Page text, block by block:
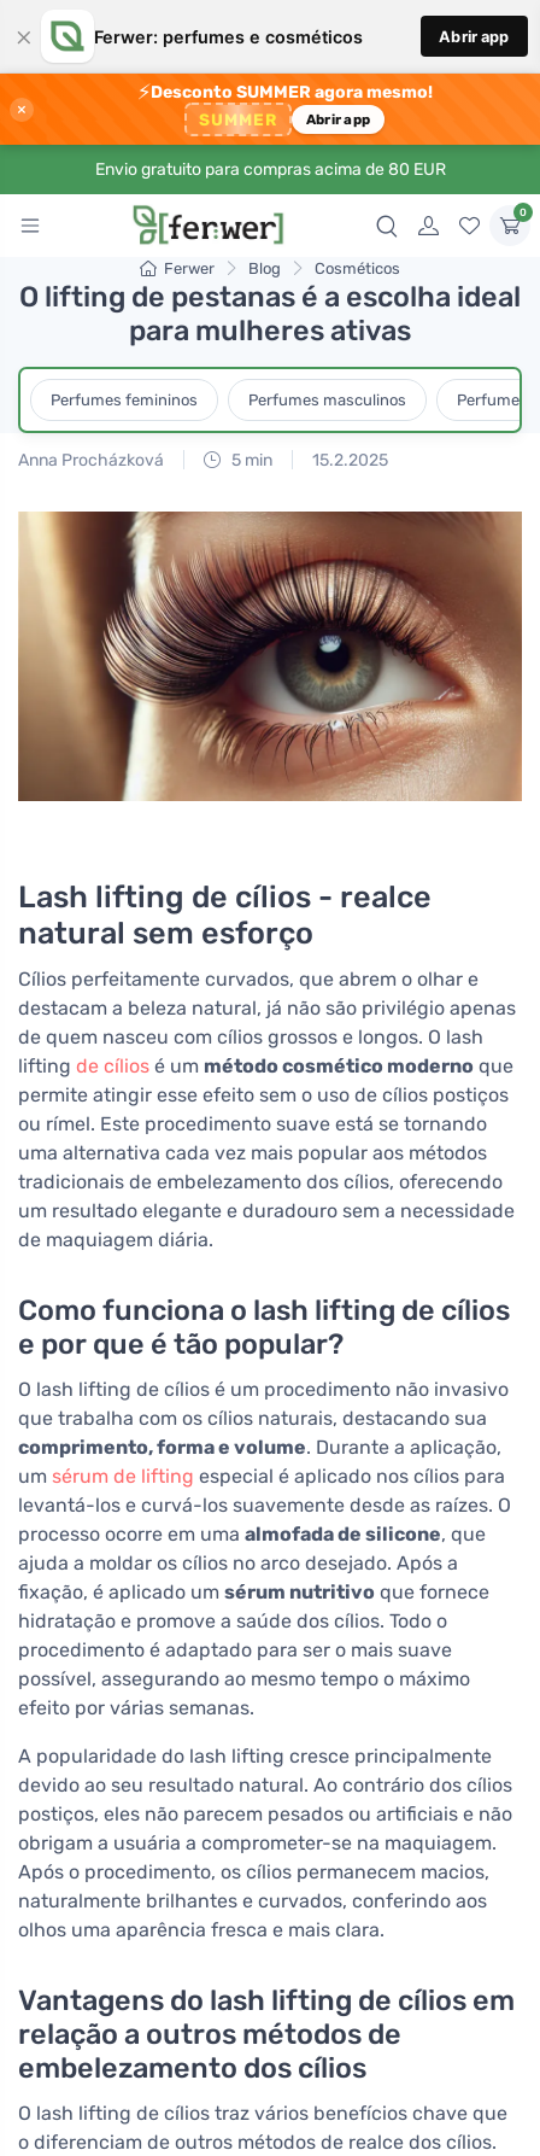
× Ferwer: perfumes e cosméticos Abrir app
×
⚡Desconto SUMMER agora mesmo!
SUMMER Abrir app
Envio gratuito para compras acima de 80 EUR
0
Ferwer Blog Cosméticos
O lifting de pestanas é a escolha ideal
para mulheres ativas
Perfumes femininos Perfumes masculinos Perfumes
Anna Procházková 5 min 15.2.2025
Lash lifting de cílios - realce
natural sem esforço
Cílios perfeitamente curvados, que abrem o olhar e
destacam a beleza natural, já não são privilégio apenas
de quem nasceu com cílios grossos e longos. O lash
lifting de cílios é um método cosmético moderno que
permite atingir esse efeito sem o uso de cílios postiços
ou rímel. Este procedimento suave está se tornando
uma alternativa cada vez mais popular aos métodos
tradicionais de embelezamento dos cílios, oferecendo
um resultado elegante e duradouro sem a necessidade
de maquiagem diária.
Como funciona o lash lifting de cílios
e por que é tão popular?
O lash lifting de cílios é um procedimento não invasivo
que trabalha com os cílios naturais, destacando sua
comprimento, forma e volume. Durante a aplicação,
um sérum de lifting especial é aplicado nos cílios para
levantá-los e curvá-los suavemente desde as raízes. O
processo ocorre em uma almofada de silicone, que
ajuda a moldar os cílios no arco desejado. Após a
fixação, é aplicado um sérum nutritivo que fornece
hidratação e promove a saúde dos cílios. Todo o
procedimento é adaptado para ser o mais suave
possível, assegurando ao mesmo tempo o máximo
efeito por várias semanas.
A popularidade do lash lifting cresce principalmente
devido ao seu resultado natural. Ao contrário dos cílios
postiços, eles não parecem pesados ou artificiais e não
obrigam a usuária a comprometer-se na maquiagem.
Após o procedimento, os cílios permanecem macios,
naturalmente brilhantes e curvados, conferindo aos
olhos uma aparência fresca e mais clara.
Vantagens do lash lifting de cílios em
relação a outros métodos de
embelezamento dos cílios
O lash lifting de cílios traz vários benefícios chave que
o diferenciam de outros métodos de realce dos cílios.